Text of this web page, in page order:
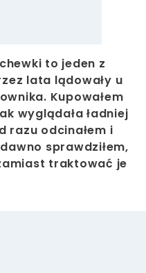
to jeden z
lata lądowały u
Kupowałem
wyglądała ładniej
razu odcinałem i
sprawdziłem,
traktować je